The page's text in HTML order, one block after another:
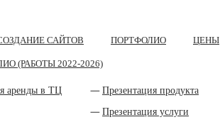
САЙТОВ ПОРТФОЛИО ЦЕНЫ
(РАБОТЫ 2022-2026)
аренды в ТЦ
Презентация продукта
Презентация услуги